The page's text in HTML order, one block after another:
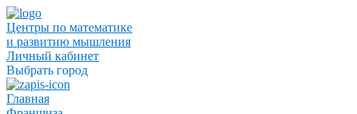
Центры по математике
и развитию мышления
Личный кабинет
Выбрать город
Главная